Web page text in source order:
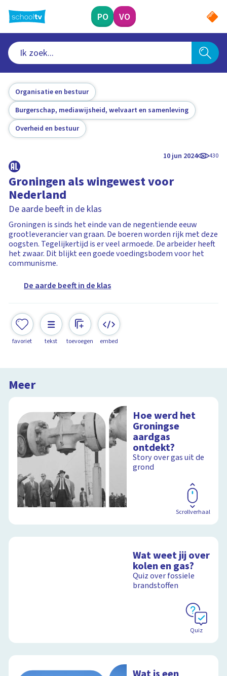
naar
hoofdinhoud
PO VO
Organisatie en bestuur
Burgerschap, mediawijsheid, welvaart en samenleving
Overheid en bestuur
10 jun 2024 430
Groningen als wingewest voor
Nederland
De aarde beeft in de klas
Groningen is sinds het einde van de negentiende eeuw
grootleverancier van graan. De boeren worden rijk met deze
oogsten. Tegelijkertijd is er veel armoede. De arbeider heeft
het zwaar. Dit blijkt een goede voedingsbodem voor het
communisme.
De aarde beeft in de klas
favoriet tekst toevoegen embed
Meer
Hoe werd het
Groningse
aardgas
ontdekt?
Story over gas uit de
grond
Scrollverhaal
Wat weet jij over
kolen en gas?
Quiz over fossiele
brandstoffen
Quiz